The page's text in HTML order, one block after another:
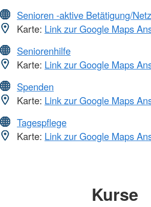
Senioren -aktive Betätigung/
Karte: Link zur Google Maps
Seniorenhilfe
Karte: Link zur Google Maps
Spenden
Karte: Link zur Google Maps
Tagespflege
Karte: Link zur Google Maps
Kurse